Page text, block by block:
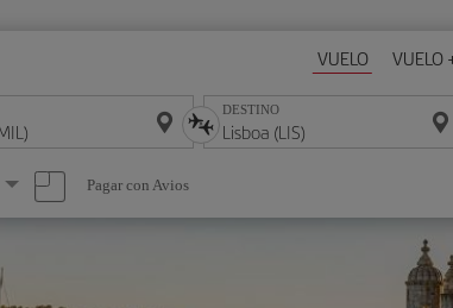
VUELO VUELO
DESTINO
Pagar con Avios